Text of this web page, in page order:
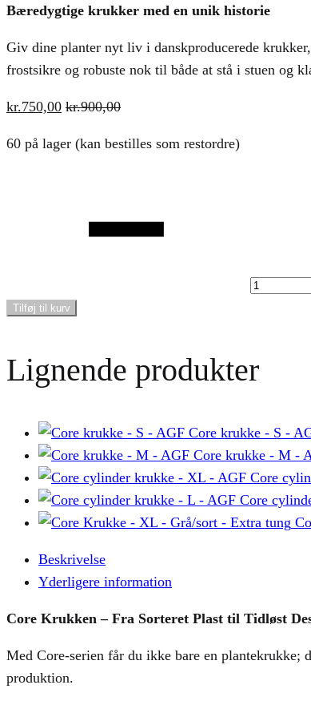
Bæredygtige krukker med en unik historie
Giv dine planter nyt liv i danskproducerede
frostsikre og robuste nok til både at stå i stuen og
kr.750,00 kr.900,00
60 på lager (kan bestilles som restordre)
Tilføj til kurv
Lignende produkter
Core krukke - S -
Core krukke - M -
Core
Core
Beskrivelse
Yderligere information
Core Krukken – Fra Sorteret Plast til Tidløst
Med Core-serien får du ikke bare en plantekrukke;
produktion.